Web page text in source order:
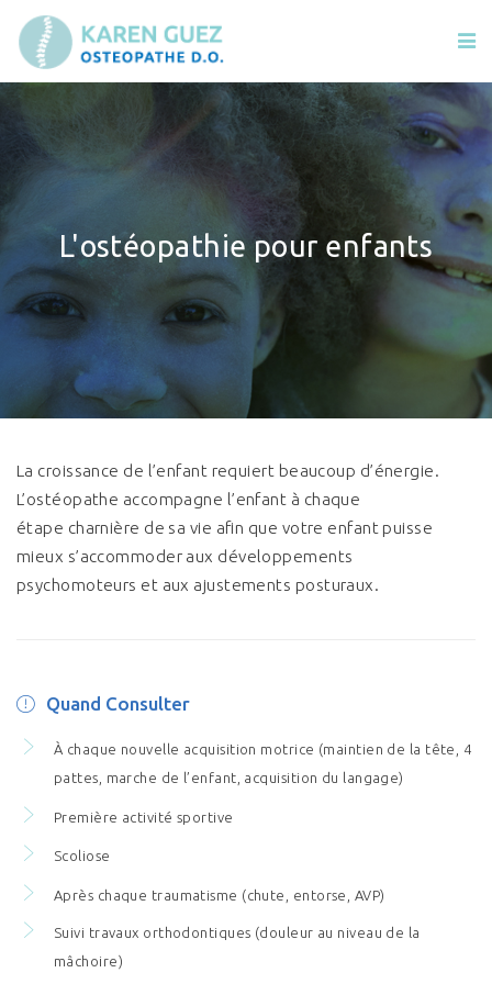
L'ostéopathie pour enfants
La croissance de l’enfant requiert beaucoup d’énergie.
L’ostéopathe accompagne l’enfant à chaque
étape charnière de sa vie afin que votre enfant puisse
mieux s’accommoder aux développements
psychomoteurs et aux ajustements posturaux.
Quand Consulter
À chaque nouvelle acquisition motrice (maintien de la tête, 4
pattes, marche de l’enfant, acquisition du langage)
Première activité sportive
Scoliose
Après chaque traumatisme (chute, entorse, AVP)
Suivi travaux orthodontiques (douleur au niveau de la
mâchoire)